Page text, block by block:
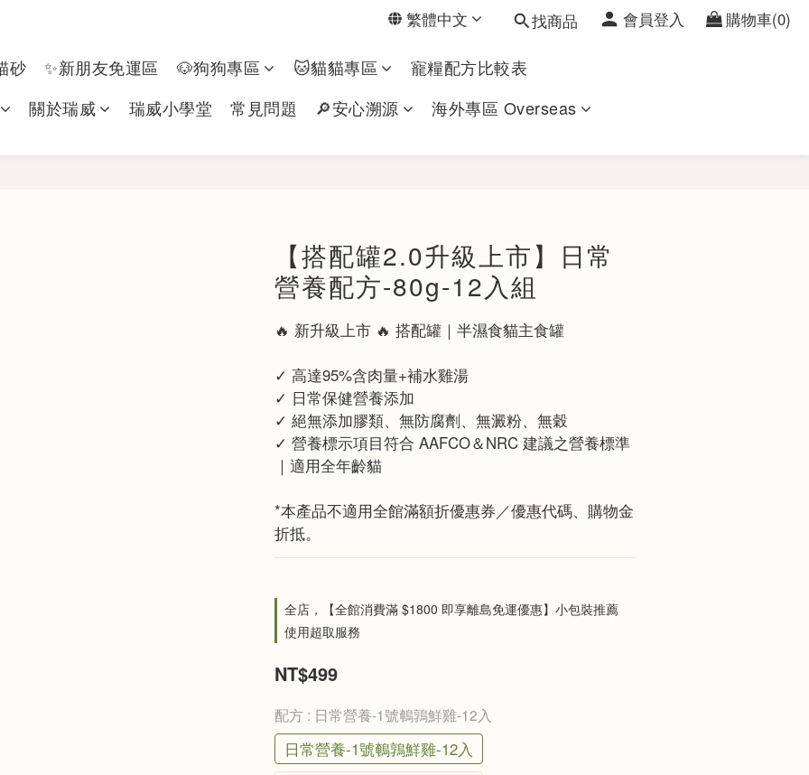
繁體中文 找商品 會員登入 購物車(0)
砂 ✨新朋友免運區 🐶狗狗專區​ 🐱貓貓專區
寵糧配方比較表
關於瑞威
瑞威小學堂 常見問題 🔎安心溯源 海外專區 Overseas
【搭配罐2.0升級上市】日常
營養配方-80g-12入組
🔥 新升級上市 🔥 搭配罐｜半濕食貓主食罐
✓ 高達95%含肉量+補水雞湯
✓ 日常保健營養添加
✓ 絕無添加膠類、無防腐劑、無澱粉、無穀
✓ 營養標示項目符合 AAFCO＆NRC 建議之營養標準
｜適用全年齡貓
*本產品不適用全館滿額折優惠券／優惠代碼、購物金
折抵。
全店，【全館消費滿 $1800 即享離島免運優惠】小包裝推薦
使用超取服務
NT$499
配方 : 日常營養-1號鵪鶉鮮雞-12入
日常營養-1號鵪鶉鮮雞-12入